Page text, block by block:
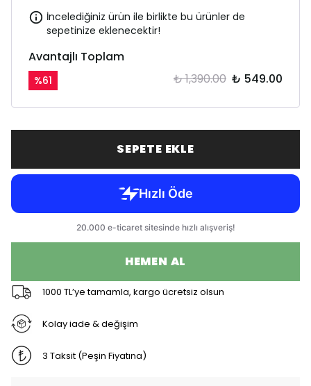
İncelediğiniz ürün ile birlikte bu ürünler de
sepetinize eklenecektir!
Avantajlı Toplam
%61 ₺ 1,390.00 ₺ 549.00
SEPETE EKLE
HEMEN AL
1000 TL’ye tamamla, kargo ücretsiz olsun
Kolay iade & değişim
3 Taksit (Peşin Fiyatına)